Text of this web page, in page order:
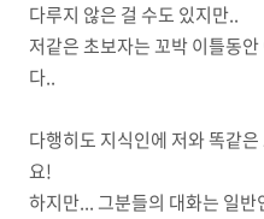
다루지 않은 걸 수도 있지만..
저같은 초보자는 꼬박 이틀동
다..
다행히도 지식인에 저와 똑같
요!
하지만... 그분들의 대화는 일